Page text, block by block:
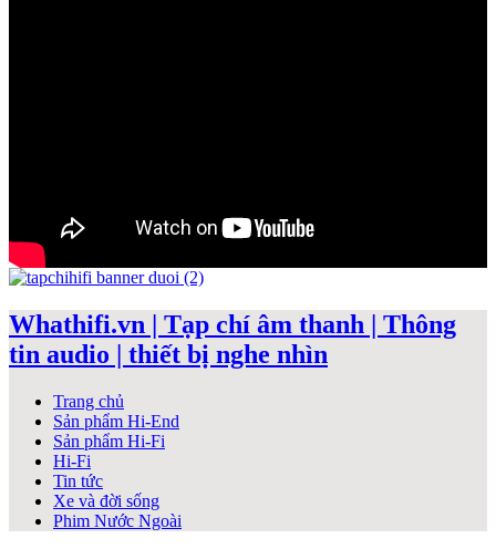
Whathifi.vn | Tạp chí âm thanh | Thông
tin audio | thiết bị nghe nhìn
Trang chủ
Sản phẩm Hi-End
Sản phẩm Hi-Fi
Hi-Fi
Tin tức
Xe và đời sống
Phim Nước Ngoài